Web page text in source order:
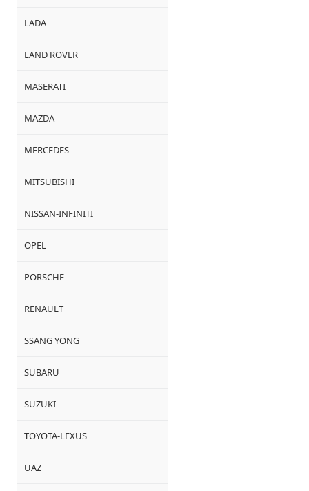
LADA
LAND ROVER
MASERATI
MAZDA
MERCEDES
MITSUBISHI
NISSAN-INFINITI
OPEL
PORSCHE
RENAULT
SSANG YONG
SUBARU
SUZUKI
TOYOTA-LEXUS
UAZ